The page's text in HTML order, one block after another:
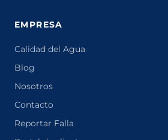
EMPRESA
Calidad del Agua
Blog
Nosotros
Contacto
Reportar Falla